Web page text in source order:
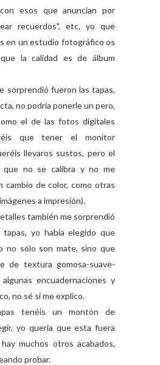
esos que anuncian por
recuerdos", etc, yo que
en un estudio fotográfico os
la calidad es de álbum
sorprendió fueron las tapas,
no podría ponerle un pero,
el de las fotos digitales
que tener el monitor
llevaros sustos, pero el
que no se calibra y no me
cambio de color, como otras
a impresión).
también me sorprendió
yo había elegido que
no sólo son mate, sino que
de textura gomosa-suave-
encuadernaciones y
no sé si me explico.
tenéis un montón de
yo quería que esta fuera
muchos otros acabados,
probar.